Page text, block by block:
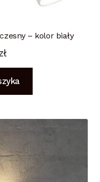
– kolor biały